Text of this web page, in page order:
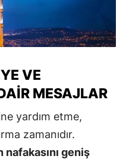
VE
MESAJLAR
yardım etme,
zamanıdır.
nafakasını geniş